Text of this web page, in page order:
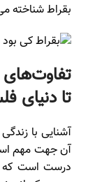
بقراط شناخته
تا دنیای
آشنایی با
آن جهت مهم
درست است که